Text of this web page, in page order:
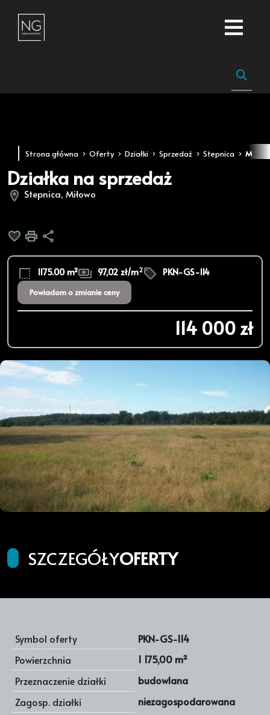
Strona główna Oferty Działki Sprzedaż Stepnica
Działka na sprzedaż
Stepnica, Miłowo
Dodaj do ulubionych
Drukuj
1175.00 m² 97,02 zł/m2 PKN-GS-114
Powiadom o zmianie ceny
114 000 zł
SZCZEGÓŁYOFERTY
Symbol oferty
PKN-GS-114
Powierzchnia
1 175,00 m²
Przeznaczenie działki
budowlana
Zagosp. działki
niezagospodarowana